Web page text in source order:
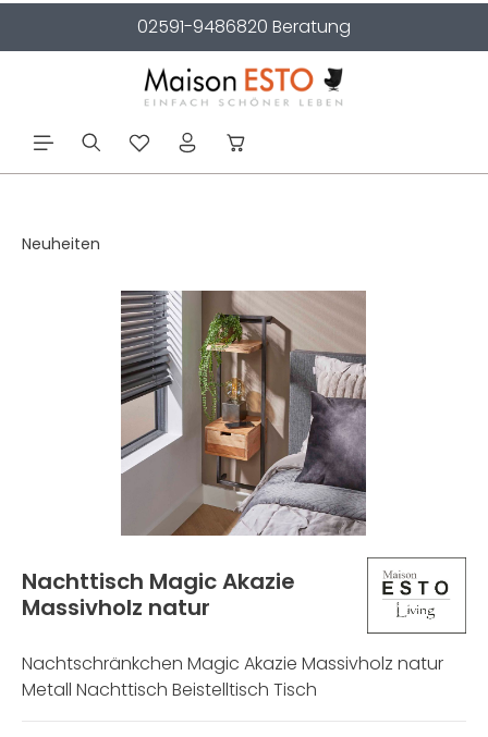
02591-9486820 Beratung
Neuheiten
Bildergalerie überspringen
Nachttisch Magic Akazie
Massivholz natur
Nachtschränkchen Magic Akazie Massivholz natur
Metall Nachttisch Beistelltisch Tisch